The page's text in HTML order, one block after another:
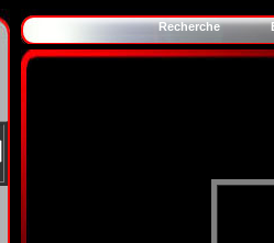
Recherche